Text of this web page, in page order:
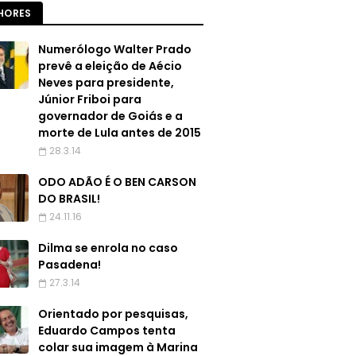
Numerólogo Walter Prado
prevê a eleição de Aécio
Neves para presidente,
Júnior Friboi para
governador de Goiás e a
morte de Lula antes de 2015
28.3.14
ODO ADÃO É O BEN CARSON
DO BRASIL!
24.11.16
Dilma se enrola no caso
Pasadena!
27.3.14
Orientado por pesquisas,
Eduardo Campos tenta
colar sua imagem à Marina